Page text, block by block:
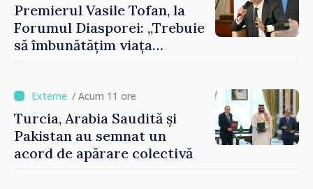
Premierul Vasile Tofan, la
Forumul Diasporei: „Trebuie
să îmbunătățim viața
/ Acum 11 ore
Turcia, Arabia Saudită și
Pakistan au semnat un
acord de apărare colectivă